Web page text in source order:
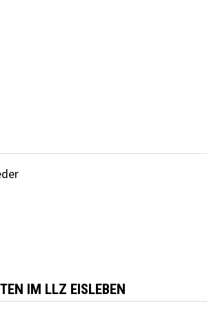
IM LLZ EISLEBEN